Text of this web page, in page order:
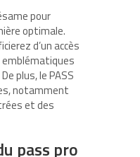
pour
optimale.
d’un accès
De plus, le PASS
notamment
et des
pass pro